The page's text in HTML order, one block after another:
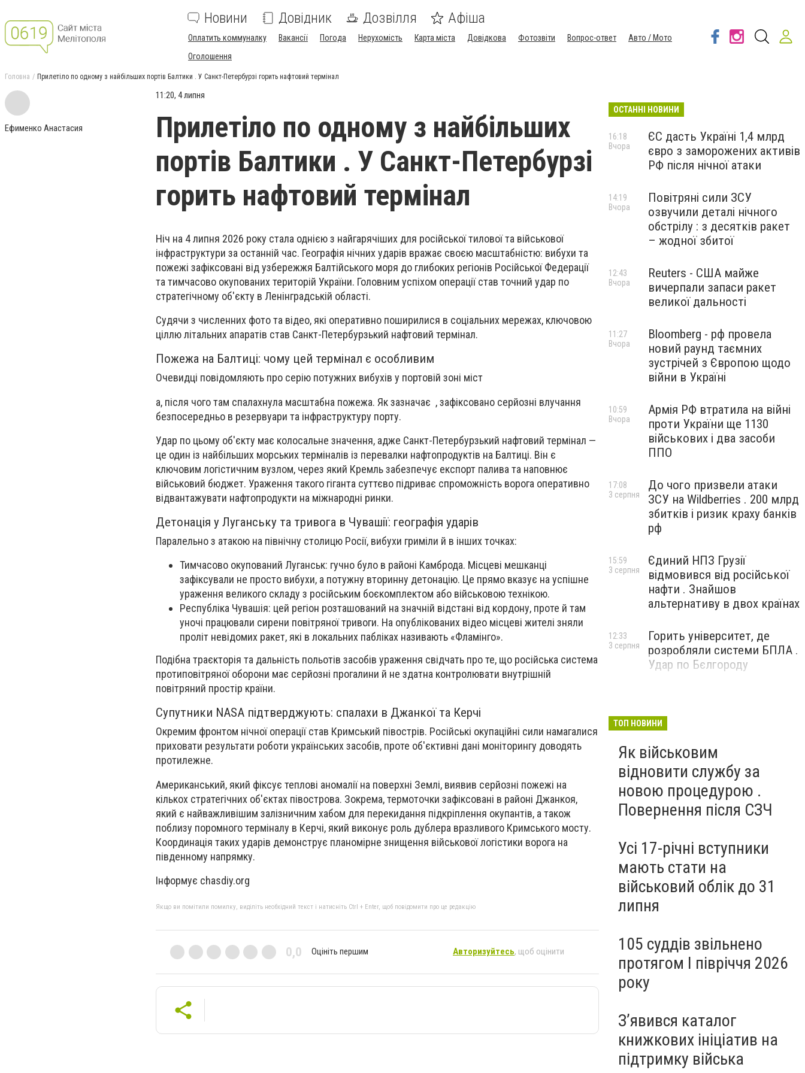
Новини Довідник Дозвілля Афіша
Оплатить коммуналку Вакансії Погода Нерухомість Карта міста Довідкова Фотозвіти Вопрос-ответ
Авто / Мото
Оголошення
Головна Прилетіло по одному з найбільших портів Балтики . У Санкт-Петербурзі горить нафтовий термінал
Ефименко Анастасия
11:20, 4 липня
Прилетіло по одному з найбільших
портів Балтики . У Санкт-Петербурзі
горить нафтовий термінал
Ніч на 4 липня 2026 року стала однією з найгарячіших для російської тилової та військової
інфраструктури за останній час. Географія нічних ударів вражає своєю масштабністю: вибухи та
пожежі зафіксовані від узбережжя Балтійського моря до глибоких регіонів Російської Федерації
та тимчасово окупованих територій України. Головним успіхом операції став точний удар по
стратегічному об'єкту в Ленінградській області.
Судячи з численних фото та відео, які оперативно поширилися в соціальних мережах, ключовою
ціллю літальних апаратів став Санкт-Петербурзький нафтовий термінал.
Пожежа на Балтиці: чому цей термінал є особливим
Очевидці повідомляють про серію потужних вибухів у портовій зоні міст
а, після чого там спалахнула масштабна пожежа. Як зазначає , зафіксовано серйозні влучання
безпосередньо в резервуари та інфраструктуру порту.
Удар по цьому об'єкту має колосальне значення, адже Санкт-Петербурзький нафтовий термінал —
це один із найбільших морських терміналів із перевалки нафтопродуктів на Балтиці. Він є
ключовим логістичним вузлом, через який Кремль забезпечує експорт палива та наповнює
військовий бюджет. Ураження такого гіганта суттєво підриває спроможність ворога оперативно
відвантажувати нафтопродукти на міжнародні ринки.
Детонація у Луганську та тривога в Чувашії: географія ударів
Паралельно з атакою на північну столицю Росії, вибухи гриміли й в інших точках:
Тимчасово окупований Луганськ: гучно було в районі Камброда. Місцеві мешканці
зафіксували не просто вибухи, а потужну вторинну детонацію. Це прямо вказує на успішне
ураження великого складу з російським боєкомплектом або військовою технікою.
Республіка Чувашія: цей регіон розташований на значній відстані від кордону, проте й там
уночі працювали сирени повітряної тривоги. На опублікованих відео місцеві жителі зняли
проліт невідомих ракет, які в локальних пабліках називають «Фламінго».
Подібна траєкторія та дальність польотів засобів ураження свідчать про те, що російська система
протиповітряної оборони має серйозні прогалини й не здатна контролювати внутрішній
повітряний простір країни.
Супутники NASA підтверджують: спалахи в Джанкої та Керчі
Окремим фронтом нічної операції став Кримський півострів. Російські окупаційні сили намагалися
приховати результати роботи українських засобів, проте об'єктивні дані моніторингу доводять
протилежне.
Американський, який фіксує теплові аномалії на поверхні Землі, виявив серйозні пожежі на
кількох стратегічних об'єктах півострова. Зокрема, термоточки зафіксовані в районі Джанкоя,
який є найважливішим залізничним хабом для перекидання підкріплення окупантів, а також
поблизу поромного терміналу в Керчі, який виконує роль дублера вразливого Кримського мосту.
Координація таких ударів демонструє планомірне знищення військової логістики ворога на
південному напрямку.
Інформує chasdiy.org
Якщо ви помітили помилку, виділіть необхідний текст і натисніть Ctrl + Enter, щоб повідомити про це редакцію
0,0 Оцініть першим Авторизуйтесь, щоб оцінити
ОСТАННІ НОВИНИ
ЄС дасть Україні 1,4 млрд
євро з заморожених активів
РФ після нічної атаки
16:18
Вчора
Повітряні сили ЗСУ
озвучили деталі нічного
обстрілу : з десятків ракет
– жодної збитої
14:19
Вчора
Reuters - США майже
вичерпали запаси ракет
великої дальності
12:43
Вчора
Bloomberg - рф провела
новий раунд таємних
зустрічей з Європою щодо
війни в Україні
11:27
Вчора
Армія РФ втратила на війні
проти України ще 1130
військових і два засоби
ППО
10:59
Вчора
До чого призвели атаки
ЗСУ на Wildberries . 200 млрд
збитків і ризик краху банків
рф
17:08
3 серпня
Єдиний НПЗ Грузії
відмовився від російської
нафти . Знайшов
альтернативу в двох країнах
15:59
3 серпня
Горить університет, де
розробляли системи БПЛА .
Удар по Бєлгороду
12:33
3 серпня
ТОП НОВИНИ
Як військовим
відновити службу за
новою процедурою .
Повернення після СЗЧ
Усі 17-річні вступники
мають стати на
військовий облік до 31
липня
105 суддів звільнено
протягом I півріччя 2026
року
З’явився каталог
книжкових ініціатив на
підтримку війська